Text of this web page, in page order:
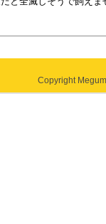
Copyright